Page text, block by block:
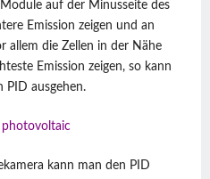
auf der Minusseite des
Emission zeigen und an
allem die Zellen in der Nähe
Emission zeigen, so kann
PID ausgehen.
kann man den PID